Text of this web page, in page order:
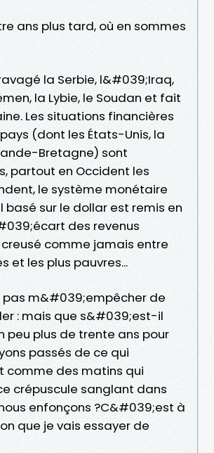
ans plus tard, où en sommes
la Serbie, l&#039;Iraq,
la Lybie, le Soudan et fait
Les situations financières
(dont les États-Unis, la
Bretagne) sont
partout en Occident les
le système monétaire
sur le dollar est remis en
des revenus
comme jamais entre
et les plus pauvres...
pas m&#039;empêcher de
: mais que s&#039;est-il
peu plus de trente ans pour
passés de ce qui
comme des matins qui
crépuscule sanglant dans
enfonçons ?C&#039;est à
que je vais essayer de